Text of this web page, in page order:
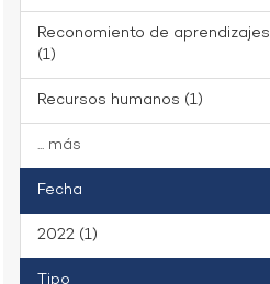
Reconomiento de aprendizajes
(1)
Recursos humanos (1)
... más
Fecha
2022 (1)